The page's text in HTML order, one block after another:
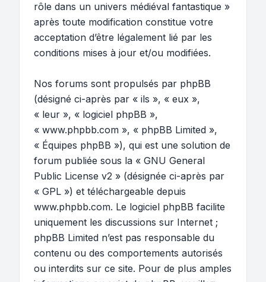
rôle dans un univers médiéval fantastique »
après toute modification constitue votre
acceptation d’être légalement lié par les
conditions mises à jour et/ou modifiées.
Nos forums sont propulsés par phpBB
(désigné ci-après par « ils », « eux »,
« leur », « logiciel phpBB »,
« www.phpbb.com », « phpBB Limited »,
« Équipes phpBB »), qui est une solution de
forum publiée sous la « GNU General
Public License v2 » (désignée ci-après par
« GPL ») et téléchargeable depuis
www.phpbb.com. Le logiciel phpBB facilite
uniquement les discussions sur Internet ;
phpBB Limited n’est pas responsable du
contenu ou des comportements autorisés
ou interdits sur ce site. Pour de plus amples